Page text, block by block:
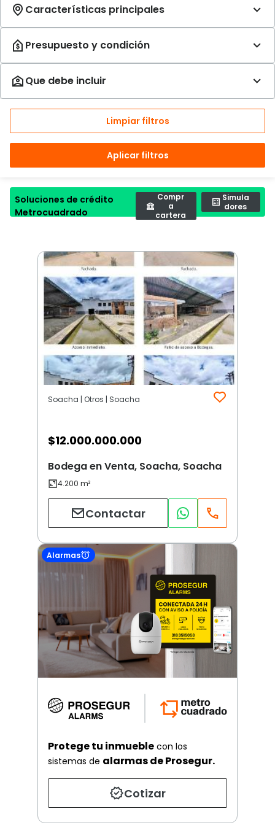
Limpiar filtros
Aplicar filtros
Soluciones de crédito
Metrocuadrado
Compr
a
cartera
Simula
dores
Soacha | Otros | Soacha
$12.000.000.000
Bodega en Venta, Soacha, Soacha
Contactar
Alarmas
Protege tu inmueble con los
sistemas de alarmas de Prosegur.
Cotizar